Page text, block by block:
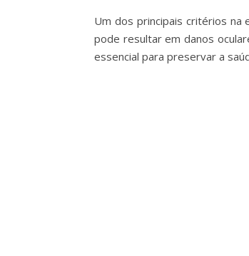
Um dos principais critérios na
pode resultar em danos
essencial para preservar a